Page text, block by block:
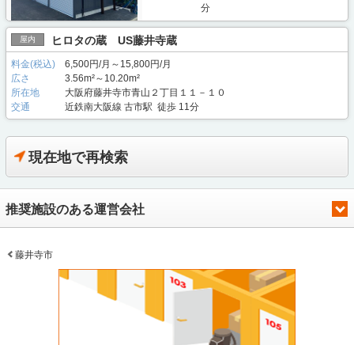
分
屋内 ヒロタの蔵 US藤井寺蔵
料金(税込)
6,500円/月～15,800円/月
広さ
3.56m²～10.20m²
所在地
大阪府藤井寺市青山２丁目１１－１０
交通
近鉄南大阪線 古市駅 徒歩 11分
現在地で再検索
推奨施設のある運営会社
藤井寺市